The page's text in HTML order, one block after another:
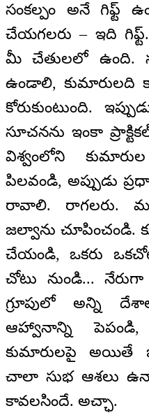
సంకల్పం అనే గిఫ్ట్
చేయగలరు – ఇది
మీ చేతులలో ఉంది.
ఉండాలి, కుమారులది
కోరుకుంటుంది.
సూచనను ఇంకా
విశ్వంలోని కుమారుల
పిలవండి, అప్పుడు
రావాలి. రాగలరు.
జల్వాను చూపించండి.
చేయండి, ఒకరు
చోటు నుండి...
గ్రూపులో అన్ని
ఆహ్వానాన్ని
కుమారులపై
చాలా సుభ ఆశలు
కావలసిందే. అచ్ఛా.